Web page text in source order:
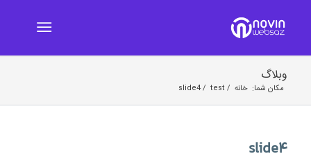
وبلاگ
مکان شما: خانه /
test
/
slide4
slide4